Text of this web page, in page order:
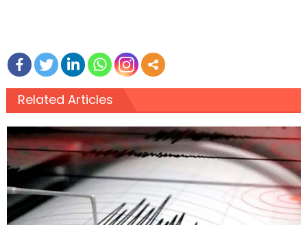
Related Articles